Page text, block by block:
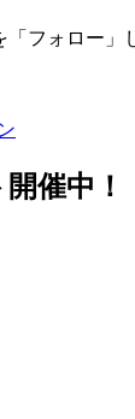
フォロー」
催中！